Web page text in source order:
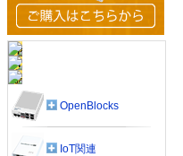
OpenBlocks
IoT関連